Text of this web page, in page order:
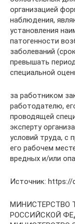
организацией
наблюдения,
установления
патогенности
заболеваний
превышать
специальной
за работником
работодателю,
проводящей
эксперту
условий труда, с
его рабочем
вредных и/или
Источник:
МИНИСТЕРСТВО
РОССИЙСКОЙ